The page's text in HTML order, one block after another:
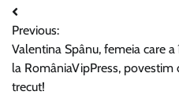
Navigare
în
articole
Previous:
Valentina Spânu, femeia care
la RomâniaVipPress,
trecut!